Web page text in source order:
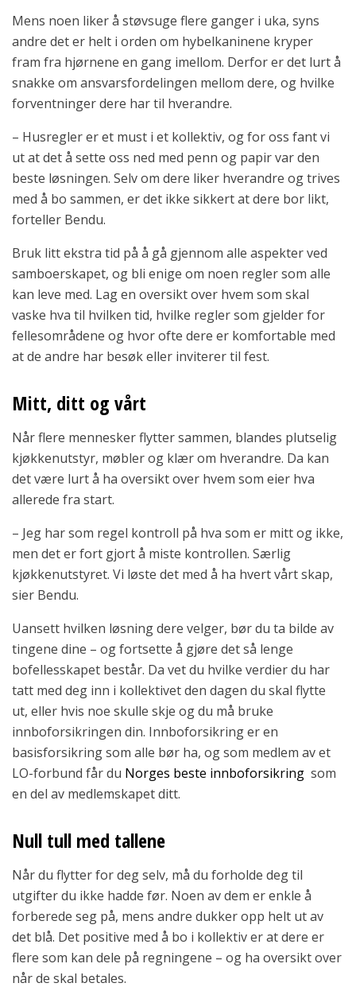
Mens noen liker å støvsuge flere ganger i uka, syns
andre det er helt i orden om hybelkaninene kryper
fram fra hjørnene en gang imellom. Derfor er det lurt å
snakke om ansvarsfordelingen mellom dere, og hvilke
forventninger dere har til hverandre.
– Husregler er et must i et kollektiv, og for oss fant vi
ut at det å sette oss ned med penn og papir var den
beste løsningen. Selv om dere liker hverandre og trives
med å bo sammen, er det ikke sikkert at dere bor likt,
forteller Bendu.
Bruk litt ekstra tid på å gå gjennom alle aspekter ved
samboerskapet, og bli enige om noen regler som alle
kan leve med. Lag en oversikt over hvem som skal
vaske hva til hvilken tid, hvilke regler som gjelder for
fellesområdene og hvor ofte dere er komfortable med
at de andre har besøk eller inviterer til fest.
Mitt, ditt og vårt
Når flere mennesker flytter sammen, blandes plutselig
kjøkkenutstyr, møbler og klær om hverandre. Da kan
det være lurt å ha oversikt over hvem som eier hva
allerede fra start.
– Jeg har som regel kontroll på hva som er mitt og ikke,
men det er fort gjort å miste kontrollen. Særlig
kjøkkenutstyret. Vi løste det med å ha hvert vårt skap,
sier Bendu.
Uansett hvilken løsning dere velger, bør du ta bilde av
tingene dine – og fortsette å gjøre det så lenge
bofellesskapet består. Da vet du hvilke verdier du har
tatt med deg inn i kollektivet den dagen du skal flytte
ut, eller hvis noe skulle skje og du må bruke
innboforsikringen din. Innboforsikring er en
basisforsikring som alle bør ha, og som medlem av et
LO-forbund får du Norges beste innboforsikring som
en del av medlemskapet ditt.
Null tull med tallene
Når du flytter for deg selv, må du forholde deg til
utgifter du ikke hadde før. Noen av dem er enkle å
forberede seg på, mens andre dukker opp helt ut av
det blå. Det positive med å bo i kollektiv er at dere er
flere som kan dele på regningene – og ha oversikt over
når de skal betales.